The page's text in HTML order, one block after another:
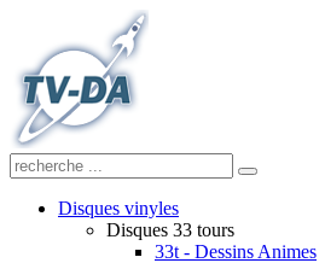
Disques vinyles
Disques 33 tours
33t - Dessins Animes